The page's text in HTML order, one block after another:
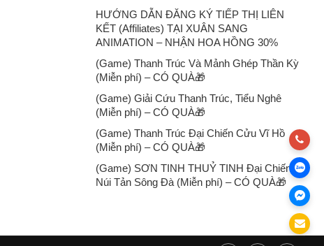
HƯỚNG DẪN ĐĂNG KÝ TIẾP THỊ LIÊN
KẾT (Affiliates) TẠI XUÂN SANG
ANIMATION – NHẬN HOA HỒNG 30%
(Game) Thanh Trúc Và Mảnh Ghép Thần Kỳ
(Miễn phí) – CÓ QUÀ🎁
(Game) Giải Cứu Thanh Trúc, Tiểu Nghê
(Miễn phí) – CÓ QUÀ🎁
(Game) Thanh Trúc Đại Chiến Cửu Vĩ Hồ
(Miễn phí) – CÓ QUÀ🎁
(Game) SƠN TINH THUỶ TINH Đại Chiến
Núi Tản Sông Đà (Miễn phí) – CÓ QUÀ🎁